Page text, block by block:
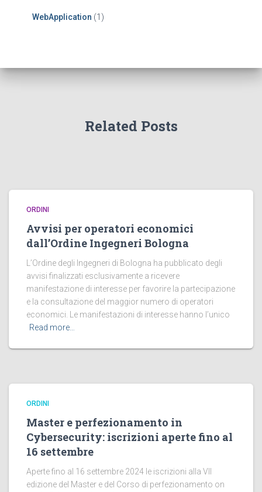
WebApplication (1)
Related Posts
ORDINI
Avvisi per operatori economici
dall’Ordine Ingegneri Bologna
L’Ordine degli Ingegneri di Bologna ha pubblicato degli
avvisi finalizzati esclusivamente a ricevere
manifestazione di interesse per favorire la partecipazione
e la consultazione del maggior numero di operatori
economici. Le manifestazioni di interesse hanno l’unico
Read more…
ORDINI
Master e perfezionamento in
Cybersecurity: iscrizioni aperte fino al
16 settembre
Aperte fino al 16 settembre 2024 le iscrizioni alla VII
edizione del Master e del Corso di perfezionamento on